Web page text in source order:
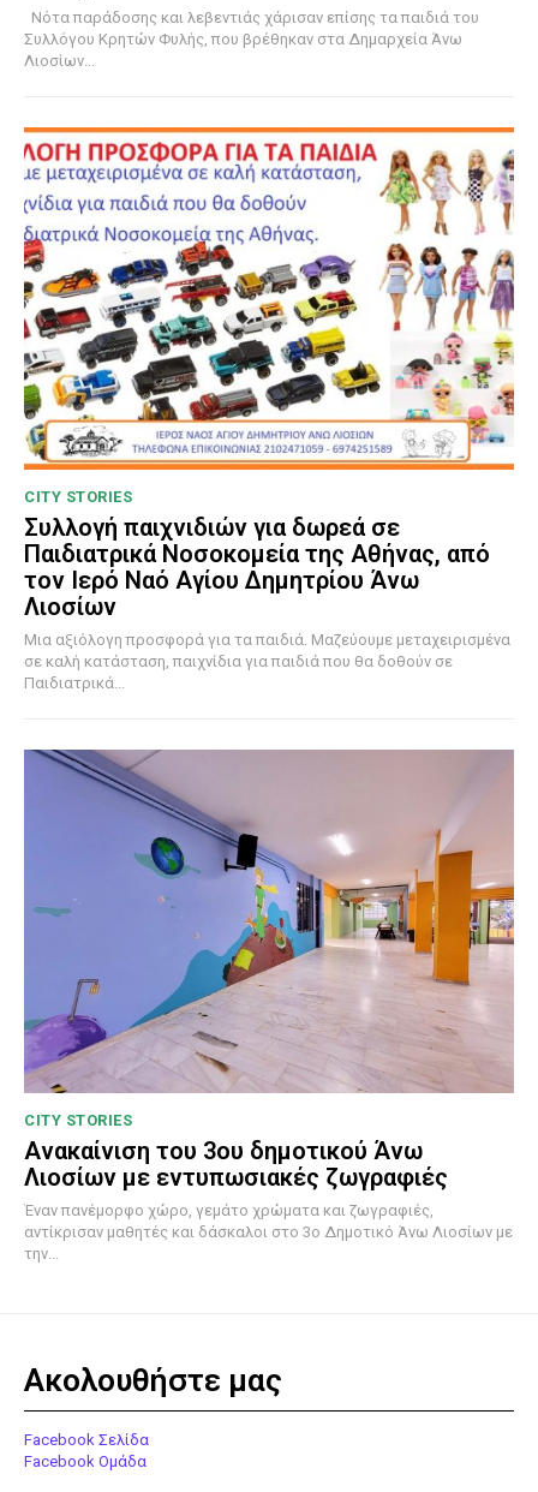
Νότα παράδοσης και λεβεντιάς χάρισαν επίσης τα παιδιά του
Συλλόγου Κρητών Φυλής, που βρέθηκαν στα Δημαρχεία Άνω
Λιοσίων...
CITY STORIES
Συλλογή παιχνιδιών για δωρεά σε
Παιδιατρικά Νοσοκομεία της Αθήνας, από
τον Ιερό Ναό Αγίου Δημητρίου Άνω
Λιοσίων
Μια αξιόλογη προσφορά για τα παιδιά. Μαζεύουμε μεταχειρισμένα
σε καλή κατάσταση, παιχνίδια για παιδιά που θα δοθούν σε
Παιδιατρικά...
CITY STORIES
Ανακαίνιση του 3ου δημοτικού Άνω
Λιοσίων με εντυπωσιακές ζωγραφιές
Έναν πανέμορφο χώρο, γεμάτο χρώματα και ζωγραφιές,
αντίκρισαν μαθητές και δάσκαλοι στο 3ο Δημοτικό Άνω Λιοσίων με
την...
Ακολουθήστε μας
Facebook Σελίδα
Facebook Ομάδα